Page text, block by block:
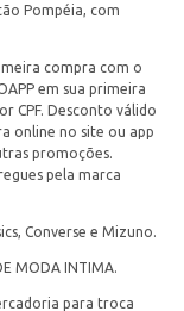
Pompéia, com
compra com o
em sua primeira
CPF. Desconto válido
online no site ou app
promoções.
pela marca
Converse e Mizuno.
MODA INTIMA.
para troca